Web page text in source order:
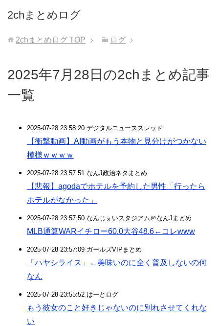
2chまとめログ
2chまとめログ TOP ログ
2025年7月28日の2chまとめ記事
一覧
2025-07-28 23:58:20 デジタルニューススレッド
【衝撃動画】AI動画がもう本物と見分けがつかない
模様ｗｗｗｗ
2025-07-28 23:57:51 なんJ政治ネタまとめ
【悲報】agodaでホテルを予約した男性「行ったら
ホテルがなかった」
2025-07-28 23:57:50 なんじぇいスタジアム＠なんJまとめ
MLB通算WARイチロー60.0大谷48.6←コレwww
2025-07-28 23:57:09 ガールズVIPまとめ
「ハヤシライス」←美味いのに全く普及しないの何
なん
2025-07-28 23:55:52 はーとログ
もう彼女のこと好きじゃないのに別れさせてくれな
い